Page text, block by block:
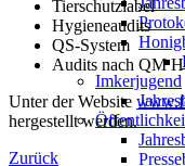
Imkerjugend
Tierschutzlabel
Hygieneaudits
QS-System
Audits nach QM
Unter der Website
hergestellt werden.
Zurück